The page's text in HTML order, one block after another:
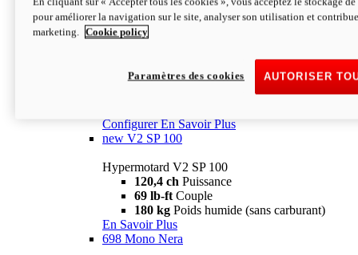
Configurer En Savoir Plus
newV2 SP
69 lb-ftCouple
Poids humide (sans carburant)
Configurer En Savoir Plus
new V2 SP 100
Hypermotard V2 SP 100
120,4 ch Puissance
69 lb-ft Couple
180 kg Poids humide (sans carburant)
En Savoir Plus
698 Mono Nera
pour améliorer la navigation sur le site, analyser son utilisation et
marketing.
Cookie policy
AUTORISER
Paramètres des cookies